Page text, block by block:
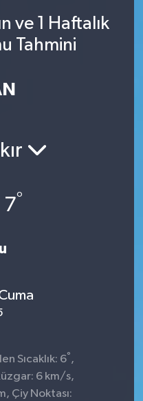
ve 1 Haftalık
Tahmini
7°
Sıcaklık: 6° ,
6 km/s,
Çiy Noktası: